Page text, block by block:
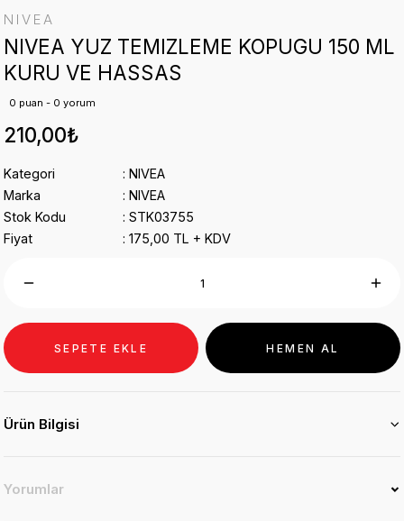
NIVEA
NIVEA YUZ TEMIZLEME KOPUGU 150 ML
KURU VE HASSAS
0 puan - 0 yorum
210,00₺
Kategori
NIVEA
Marka
NIVEA
Stok Kodu
STK03755
Fiyat
175,00 TL + KDV
SEPETE EKLE HEMEN AL
Ürün Bilgisi
Yorumlar